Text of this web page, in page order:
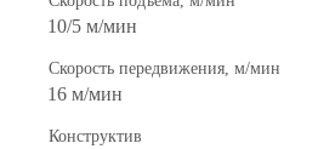
10/5 м/мин
Скорость передвижения, м/мин
16 м/мин
Конструктив